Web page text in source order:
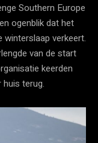
Southern Europe
ogenblik dat het
winterslaap verkeert.
van de start
keerden
terug.